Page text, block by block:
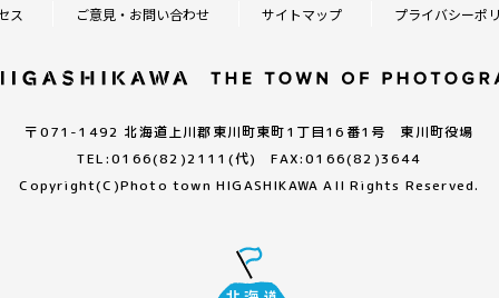
ス ご意見・お問い合わせ サイトマップ プライバシーポ
〒071-1492 北海道上川郡東川町東町1丁目16番1号 東川町役場
TEL:0166(82)2111(代) FAX:0166(82)3644
Copyright(C)Photo town HIGASHIKAWA All Rights Reserved.